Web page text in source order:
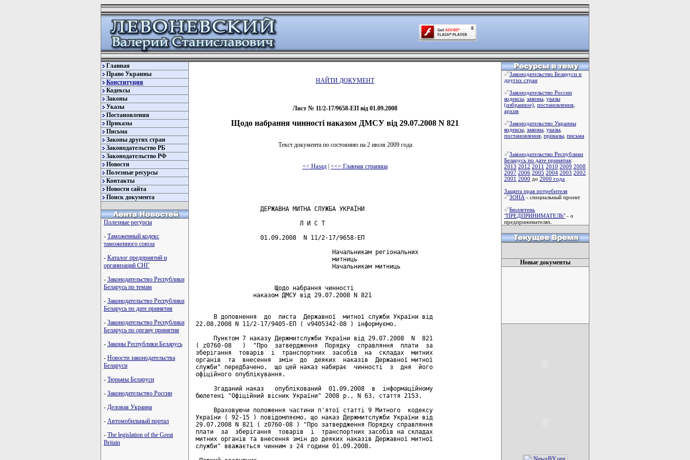
Главная
Право Украины
Конституция
Кодексы
Законы
Указы
Постановления
Приказы
Письма
Законы других стран
Законодательство РБ
Законодательство РФ
Новости
Полезные ресурсы
Контакты
Новости сайта
Поиск документа
Полезные ресурсы
- Таможенный кодекс
таможенного союза
- Каталог предприятий и
организаций СНГ
- Законодательство Республики
Беларусь по темам
- Законодательство Республики
Беларусь по дате принятия
- Законодательство Республики
Беларусь по органу принятия
- Законы Республики Беларусь
- Новости законодательства
Беларуси
- Тюрьмы Беларуси
- Законодательство России
- Деловая Украина
- Автомобильный портал
- The legislation of the Great
Britain
НАЙТИ ДОКУМЕНТ
Лист № 11/2-17/9658-ЕП від 01.09.2008
Щодо набрання чинності наказом ДМСУ від 29.07.2008 N 821
Текст документа по состоянию на 2 июля 2009 года
<< Назад | <<< Главная страница
                  ДЕРЖАВНА МИТНА СЛУЖБА УКРАЇНИ
                             Л И С Т
                  01.09.2008  N 11/2-17/9658-ЕП
                                      Начальникам регіональних
                                      митниць
                                      Начальникам митниць
                      Щодо набрання чинності
                наказом ДМСУ від 29.07.2008 N 821
     В доповнення  до  листа  Державної  митної служби України від
22.08.2008 N 11/2-17/9405-ЕП ( v9405342-08 ) інформуємо.
     Пунктом 7 наказу Держмитслужби України від 29.07.2008  N  821
( z0760-08   )  "Про  затвердження  Порядку  справляння  плати  за
зберігання  товарів  і  транспортних  засобів  на  складах  митних
органів  та  внесення  змін  до  деяких  наказів  Державної митної
служби" передбачено,  що цей наказ набирає  чинності  з  дня  його
офіційного опублікування.
     Згаданий наказ   опублікований  01.09.2008  в  інформаційному
бюлетені "Офіційний вісник України" 2008 р., N 63, стаття 2153.
     Враховуючи положення частини п'ятої статті 9 Митного  кодексу
України ( 92-15 ) повідомляємо, що наказ Держмитслужби України від
29.07.2008 N 821 ( z0760-08 ) "Про затвердження Порядку справляння
плати  за  зберігання  товарів  і  транспортних засобів на складах
митних органів та внесення змін до деяких наказів Державної митної
служби" вважається чинним з 24 години 01.09.2008.
Законодательство Беларуси и
других стран
Законодательство России
кодексы законы указы
(избранное) постановления
архив
Законодательство Украины
кодексы законы указы
постановления приказы письма
Законодательство Республики
Беларусь по дате принятия:
2013 2012 2011 2010 2009 2008
2007 2006 2005 2004 2003 2002
2001 2000 до 2000 года
Защита прав потребителя
ЗОНА - специальный проект
Бюллетень
"ПРЕДПРИНИМАТЕЛЬ" - о
предпринимателях.
Новые документы